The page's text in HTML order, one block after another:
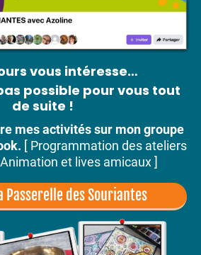
vous intéresse…
possible pour vous tout
de suite !
mes activités sur mon groupe
[ Programmation des ateliers
et lives amicaux ]
Passerelle des Souriantes